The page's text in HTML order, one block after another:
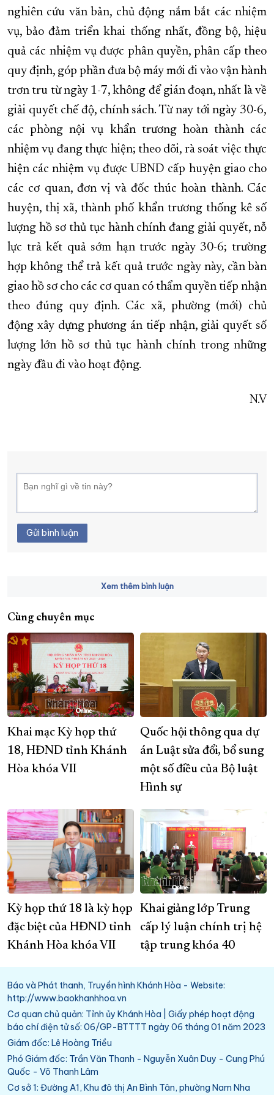
nghiên cứu văn bản, chủ động nắm bắt các nhiệm
vụ, bảo đảm triển khai thống nhất, đồng bộ, hiệu
quả các nhiệm vụ được phân quyền, phân cấp theo
quy định, góp phần đưa bộ máy mới đi vào vận hành
trơn tru từ ngày 1-7, không để gián đoạn, nhất là về
giải quyết chế độ, chính sách. Từ nay tới ngày 30-6,
các phòng nội vụ khẩn trương hoàn thành các
nhiệm vụ đang thực hiện; theo dõi, rà soát việc thực
hiện các nhiệm vụ được UBND cấp huyện giao cho
các cơ quan, đơn vị và đốc thúc hoàn thành. Các
huyện, thị xã, thành phố khẩn trương thống kê số
lượng hồ sơ thủ tục hành chính đang giải quyết, nỗ
lực trả kết quả sớm hạn trước ngày 30-6; trường
hợp không thể trả kết quả trước ngày này, cần bàn
giao hồ sơ cho các cơ quan có thẩm quyền tiếp nhận
theo đúng quy định. Các xã, phường (mới) chủ
động xây dựng phương án tiếp nhận, giải quyết số
lượng lớn hồ sơ thủ tục hành chính trong những
ngày đầu đi vào hoạt động.
N.V
Gửi bình luận
Xem thêm bình luận
Cùng chuyên mục
Khai mạc Kỳ họp thứ
18, HĐND tỉnh Khánh
Hòa khóa VII
Quốc hội thông qua dự
án Luật sửa đổi, bổ sung
một số điều của Bộ luật
Hình sự
Kỳ họp thứ 18 là kỳ họp
đặc biệt của HĐND tỉnh
Khánh Hòa khóa VII
Khai giảng lớp Trung
cấp lý luận chính trị hệ
tập trung khóa 40
Báo và Phát thanh, Truyền hình Khánh Hòa - Website:
http://www.baokhanhhoa.vn
Cơ quan chủ quản: Tỉnh ủy Khánh Hòa | Giấy phép hoạt động
báo chí điện tử số: 06/GP-BTTTT ngày 06 tháng 01 năm 2023
Giám đốc: Lê Hoàng Triều
Phó Giám đốc: Trần Văn Thanh - Nguyễn Xuân Duy - Cung Phú
Quốc - Võ Thanh Lâm
Cơ sở 1: Đường A1, Khu đô thị An Bình Tân, phường Nam Nha